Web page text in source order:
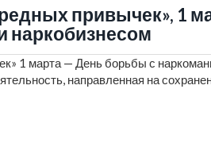
привычек», 1
наркобизнесом
1 марта — День борьбы с
направленная на